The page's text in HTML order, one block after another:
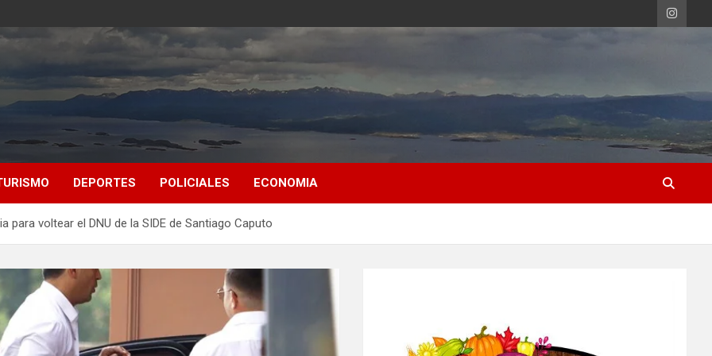
DEPORTES POLICIALES ECONOMIA
voltear el DNU de la SIDE de Santiago Caputo